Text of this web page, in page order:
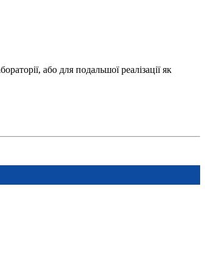
або для подальшої реалізації як